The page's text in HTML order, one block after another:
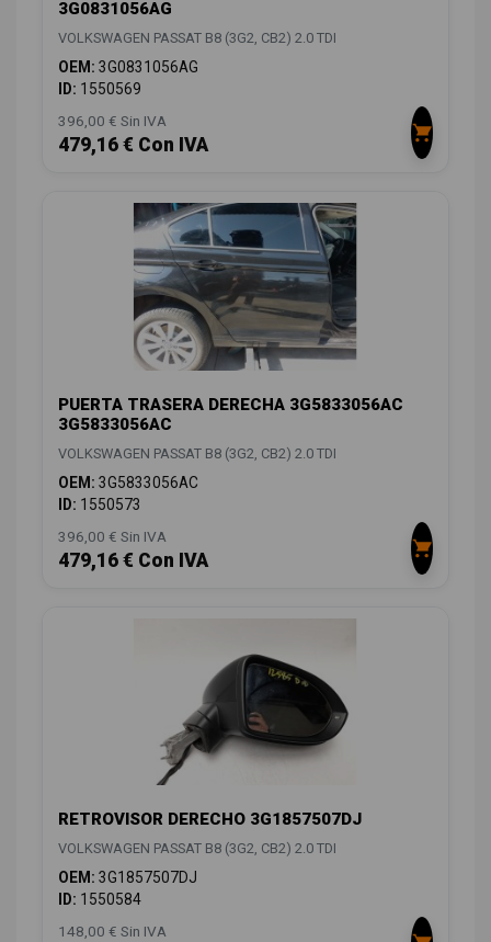
3G0831056AG
VOLKSWAGEN PASSAT B8 (3G2, CB2) 2.0 TDI
OEM: 3G0831056AG
ID: 1550569
396,00 € Sin IVA
479,16 € Con IVA
PUERTA TRASERA DERECHA 3G5833056AC
3G5833056AC
VOLKSWAGEN PASSAT B8 (3G2, CB2) 2.0 TDI
OEM: 3G5833056AC
ID: 1550573
396,00 € Sin IVA
479,16 € Con IVA
RETROVISOR DERECHO 3G1857507DJ
VOLKSWAGEN PASSAT B8 (3G2, CB2) 2.0 TDI
OEM: 3G1857507DJ
ID: 1550584
148,00 € Sin IVA